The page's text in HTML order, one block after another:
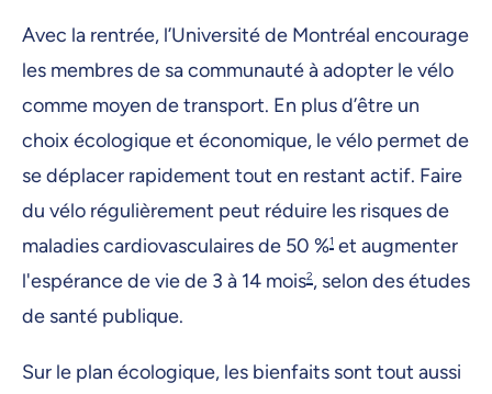
Avec la rentrée, l’Université de Montréal encourage
les membres de sa communauté à adopter le vélo
comme moyen de transport. En plus d’être un
choix écologique et économique, le vélo permet de
se déplacer rapidement tout en restant actif. Faire
du vélo régulièrement peut réduire les risques de
maladies cardiovasculaires de 50 %1 et augmenter
l'espérance de vie de 3 à 14 mois2, selon des études
de santé publique.
Sur le plan écologique, les bienfaits sont tout aussi